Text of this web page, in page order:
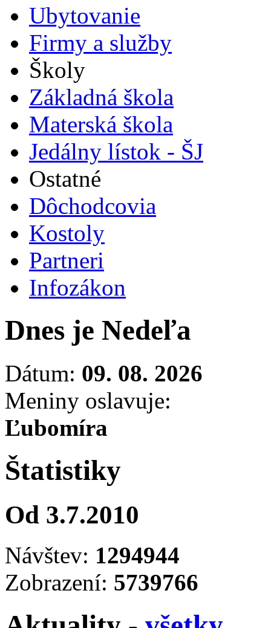
Ubytovanie
Firmy a služby
Školy
Základná škola
Materská škola
Jedálny lístok - ŠJ
Ostatné
Dôchodcovia
Kostoly
Partneri
Infozákon
Dnes je Nedeľa
Dátum: 09. 08. 2026
Meniny oslavuje:
Ľubomíra
Štatistiky
Od 3.7.2010
Návštev: 1294944
Zobrazení: 5739766